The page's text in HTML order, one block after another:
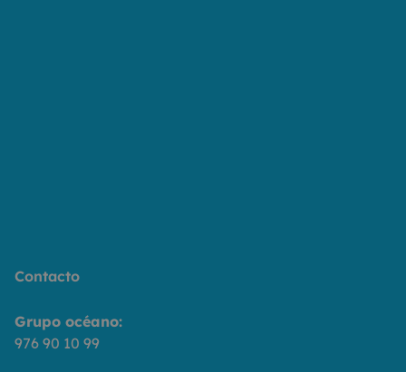
Contacto
Grupo océano:
976 90 10 99